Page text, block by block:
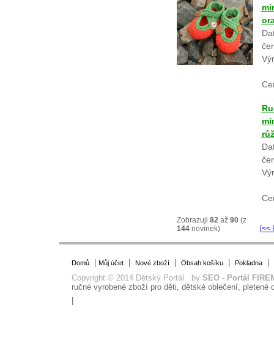
Zobrazuji 82až 90(z
144novinek) [<<
Domů| Můj účet| Nové zboží| Obsah košíku| Pokladna|
Copyright © 2014 Dětský Portál by SEO - Portál
ručné vyrobené zboží pro děti, dětské oblečení, pletené